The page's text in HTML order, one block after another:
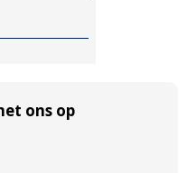
ons op